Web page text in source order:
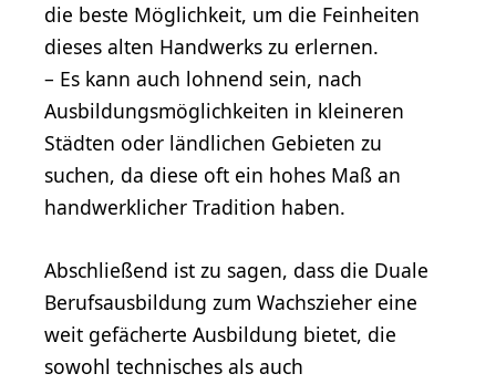
die beste Möglichkeit, um die Feinheiten
dieses alten Handwerks zu erlernen.
– Es kann auch lohnend sein, nach
Ausbildungsmöglichkeiten in kleineren
Städten oder ländlichen Gebieten zu
suchen, da diese oft ein hohes Maß an
handwerklicher Tradition haben.
Abschließend ist zu sagen, dass die Duale
Berufsausbildung zum Wachszieher eine
weit gefächerte Ausbildung bietet, die
sowohl technisches als auch